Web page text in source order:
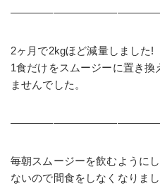
2ヶ月で2kgほど減量しました!
1食だけをスムージーに置き換
ませんでした。
毎朝スムージーを飲むように
ないので間食をしなくなりまし